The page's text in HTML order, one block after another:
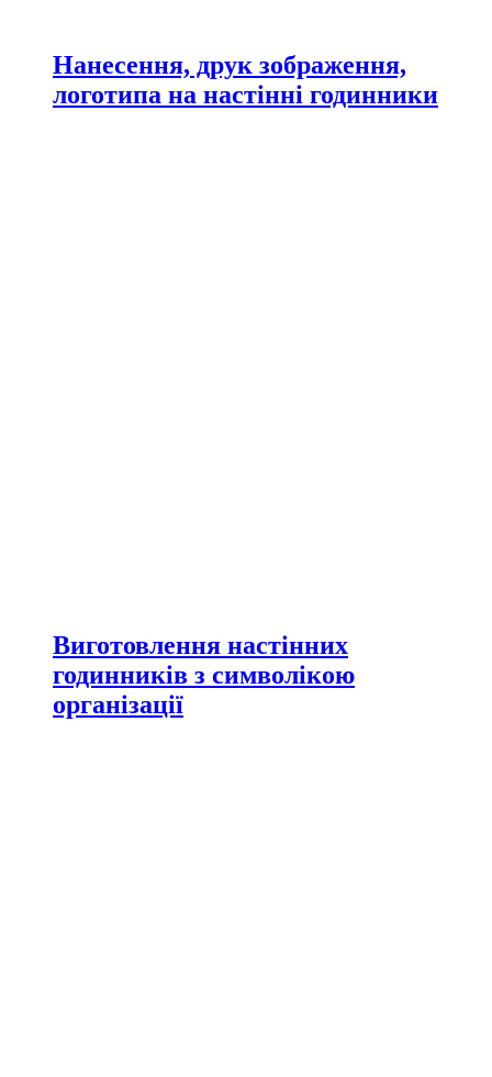
Нанесення, друк зображення,
логотипа на настінні годинники
Виготовлення настінних
годинників з символікою
організації